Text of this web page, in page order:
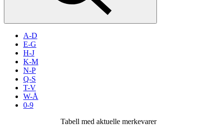
Inspirasjon
Søk
A-D
E-G
H-J
K-M
N-P
Q-S
T-V
W-Å
0-9
Tabell med aktuelle merkevarer